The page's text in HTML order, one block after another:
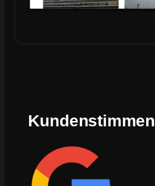
Kundenstimmen